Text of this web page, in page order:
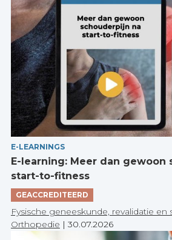
E-LEARNINGS
E-learning: Meer dan gewoon
start-to-fitness
GEACCREDITEERD
Fysische geneeskunde, revalidatie
Orthopedie | 30.07.2026